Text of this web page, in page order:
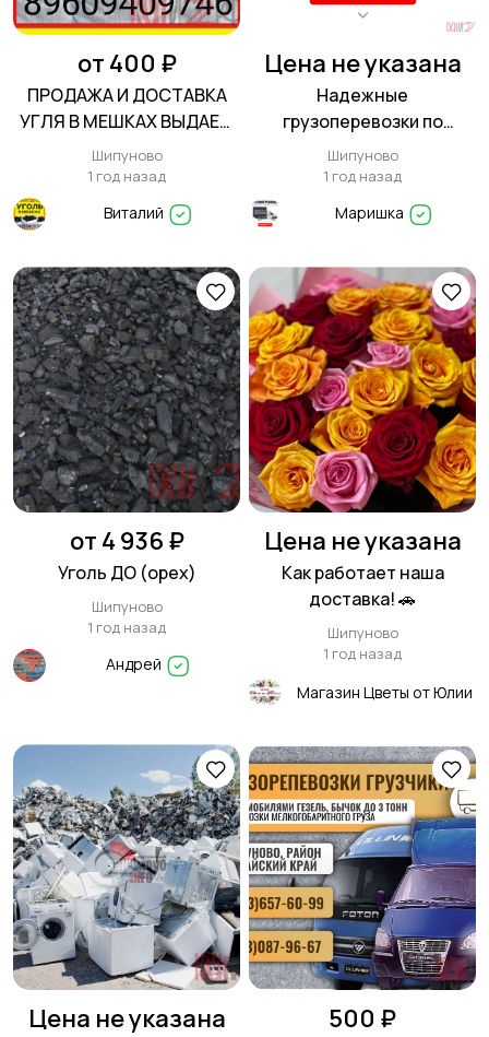
от 400 ₽
ПРОДАЖА И ДОСТАВКА
УГЛЯ В МЕШКАХ ВЫДАЕМ
ДОКУМЕНТЫ
Шипуново
1 год назад
Виталий
Цена не указана
Надежные
грузоперевозки по
Шипуново, району и краю!
Шипуново
1 год назад
Маришка
от 4 936 ₽
Уголь ДО (орех)
Шипуново
1 год назад
Андрей
Цена не указана
Как работает наша
доставка! 🚗
Шипуново
1 год назад
Магазин Цветы от Юлии
Цена не указана 500 ₽